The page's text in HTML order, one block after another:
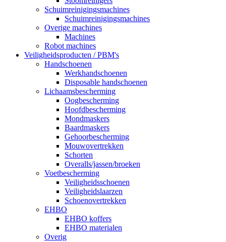
Schuimreinigingsmachines
Schuimreinigingsmachines
Overige machines
Machines
Robot machines
Veiligheidsproducten / PBM's
Handschoenen
Werkhandschoenen
Disposable handschoenen
Lichaamsbescherming
Oogbescherming
Hoofdbescherming
Mondmaskers
Baardmaskers
Gehoorbescherming
Mouwovertrekken
Schorten
Overalls/jassen/broeken
Voetbescherming
Veiligheidsschoenen
Veiligheidslaarzen
Schoenovertrekken
EHBO
EHBO koffers
EHBO materialen
Overig